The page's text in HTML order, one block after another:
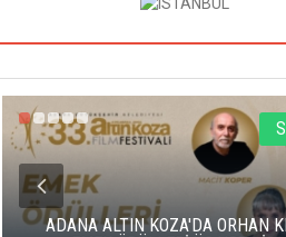
ADANA ALTIN KOZA'DA ORHAN